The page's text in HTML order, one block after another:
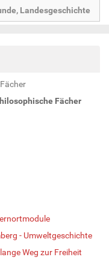
Landesgeschichte
Fächer
- Umweltgeschichte
Weg zur Freiheit